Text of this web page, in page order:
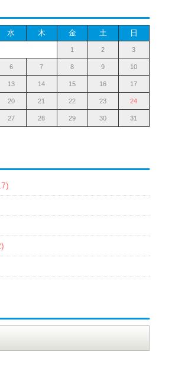
水 木 金 土 日
1 2 3
6 7 8 9 10
13 14 15 16 17
20 21 22 23 24
27 28 29 30 31